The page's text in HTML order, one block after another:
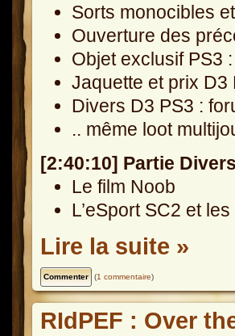
Sorts monocibles
Ouverture des
Objet exclusif PS3
Jaquette et prix D3
Divers D3 PS3 :
.. même loot
[2:40:10] Partie
Le film Noob
L’eSport SC2 et
Lire la suite »
(1 commentaire)
RIdPEF : Over